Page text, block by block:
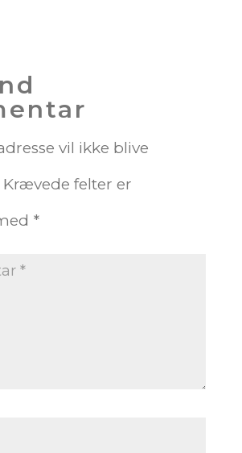
vil ikke blive
Krævede felter er
*